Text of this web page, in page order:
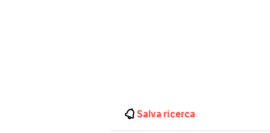
Salva ricerca